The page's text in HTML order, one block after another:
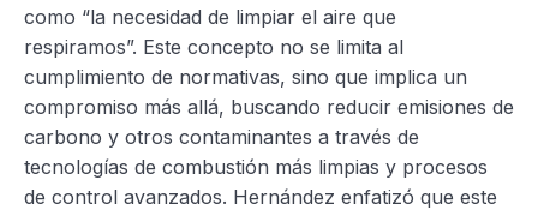
como “la necesidad de limpiar el aire que
respiramos”. Este concepto no se limita al
cumplimiento de normativas, sino que implica un
compromiso más allá, buscando reducir emisiones de
carbono y otros contaminantes a través de
tecnologías de combustión más limpias y procesos
de control avanzados. Hernández enfatizó que este